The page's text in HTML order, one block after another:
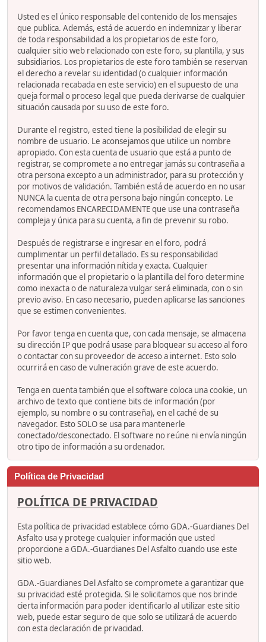
Usted es el único responsable del contenido de los mensajes
que publica. Además, está de acuerdo en indemnizar y liberar
de toda responsabilidad a los propietarios de este foro,
cualquier sitio web relacionado con este foro, su plantilla, y sus
subsidiarios. Los propietarios de este foro también se reservan
el derecho a revelar su identidad (o cualquier información
relacionada recabada en este servicio) en el supuesto de una
queja formal o proceso legal que pueda derivarse de cualquier
situación causada por su uso de este foro.
Durante el registro, ested tiene la posibilidad de elegir su
nombre de usuario. Le aconsejamos que utilice un nombre
apropiado. Con esta cuenta de usuario que está a punto de
registrar, se compromete a no entregar jamás su contraseña a
otra persona excepto a un administrador, para su protección y
por motivos de validación. También está de acuerdo en no usar
NUNCA la cuenta de otra persona bajo ningún concepto. Le
recomendamos ENCARECIDAMENTE que use una contraseña
compleja y única para su cuenta, a fin de prevenir su robo.
Después de registrarse e ingresar en el foro, podrá
cumplimentar un perfil detallado. Es su responsabilidad
presentar una información nítida y exacta. Cualquier
información que el propietario o la plantilla del foro determine
como inexacta o de naturaleza vulgar será eliminada, con o sin
previo aviso. En caso necesario, pueden aplicarse las sanciones
que se estimen convenientes.
Por favor tenga en cuenta que, con cada mensaje, se almacena
su dirección IP que podrá usase para bloquear su acceso al foro
o contactar con su proveedor de acceso a internet. Esto solo
ocurrirá en caso de vulneración grave de este acuerdo.
Tenga en cuenta también que el software coloca una cookie, un
archivo de texto que contiene bits de información (por
ejemplo, su nombre o su contraseña), en el caché de su
navegador. Esto SOLO se usa para mantenerle
conectado/desconectado. El software no reúne ni envía ningún
otro tipo de información a su ordenador.
Política de Privacidad
POLÍTICA DE PRIVACIDAD
Esta política de privacidad establece cómo GDA.-Guardianes Del
Asfalto usa y protege cualquier información que usted
proporcione a GDA.-Guardianes Del Asfalto cuando use este
sitio web.
GDA.-Guardianes Del Asfalto se compromete a garantizar que
su privacidad esté protegida. Si le solicitamos que nos brinde
cierta información para poder identificarlo al utilizar este sitio
web, puede estar seguro de que solo se utilizará de acuerdo
con esta declaración de privacidad.